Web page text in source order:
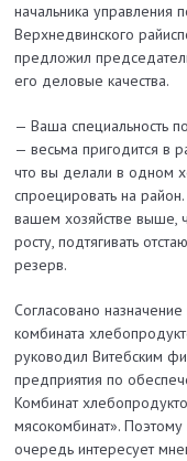
начальника управления
Верхне­двинского
предложил
его деловые качества.
— Ваша специальность
— весьма пригодится в
что вы делали в одном
спроецировать на
вашем хозяйст­ве выше,
росту, подтягивать
резерв.
Согласовано
комбината
руководил Витебским
предприятия по
Комбинат
мясокомбинат».
очередь интересует